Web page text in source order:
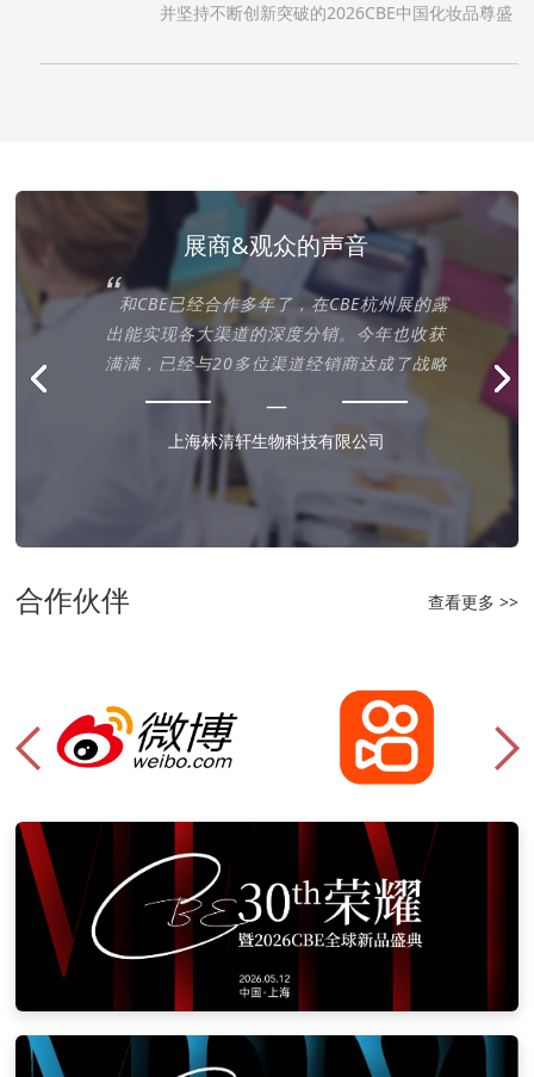
并坚持不断创新突破的2026CBE中国化妆品尊盛
中国化妆品尊盛之夜颁奖盛典作为一个创办10余
展商&观众的声音
“CBE杭州展是一个国际化的交流平台，汇聚
了很多品牌方、包材商及OEM工厂。展会呈
现的新包装、设计、成分给我带来了许多启
—
杭州奥洛菲云妆电子商务有限公司
合作伙伴 查看更多 >>